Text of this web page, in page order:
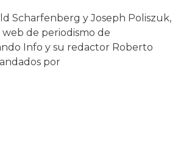
Scharfenberg y Joseph Poliszuk,
de periodismo de
Info y su redactor Roberto
por